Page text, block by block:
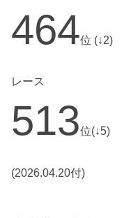
464位 (↓2)
レース
513位(↓5)
(2026.04.20付)